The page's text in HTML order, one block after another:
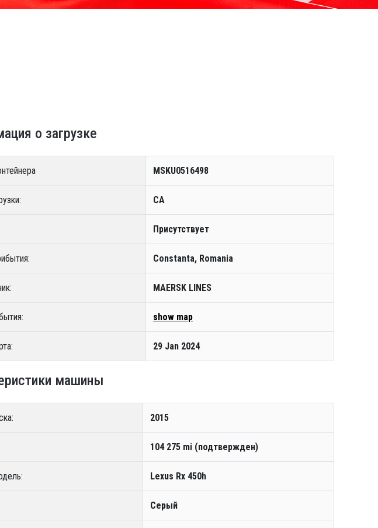
о загрузке
MSKU0516498
CA
Присутствует
Constanta, Romania
MAERSK LINES
show map
29 Jan 2024
машины
2015
104 275 mi (подтвержден)
Lexus Rx 450h
Серый